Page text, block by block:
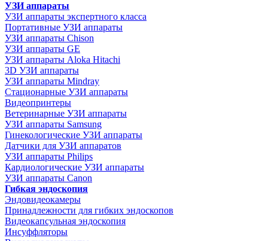
УЗИ аппараты
УЗИ аппараты экспертного класса
Портативные УЗИ аппараты
УЗИ аппараты Chison
УЗИ аппараты GE
УЗИ аппараты Aloka Hitachi
3D УЗИ аппараты
УЗИ аппараты Mindray
Стационарные УЗИ аппараты
Видеопринтеры
Ветеринарные УЗИ аппараты
УЗИ аппараты Samsung
Гинекологические УЗИ аппараты
Датчики для УЗИ аппаратов
УЗИ аппараты Philips
Кардиологические УЗИ аппараты
УЗИ аппараты Canon
Гибкая эндоскопия
Эндовидеокамеры
Принадлежности для гибких эндоскопов
Видеокапсульная эндоскопия
Инсуффляторы